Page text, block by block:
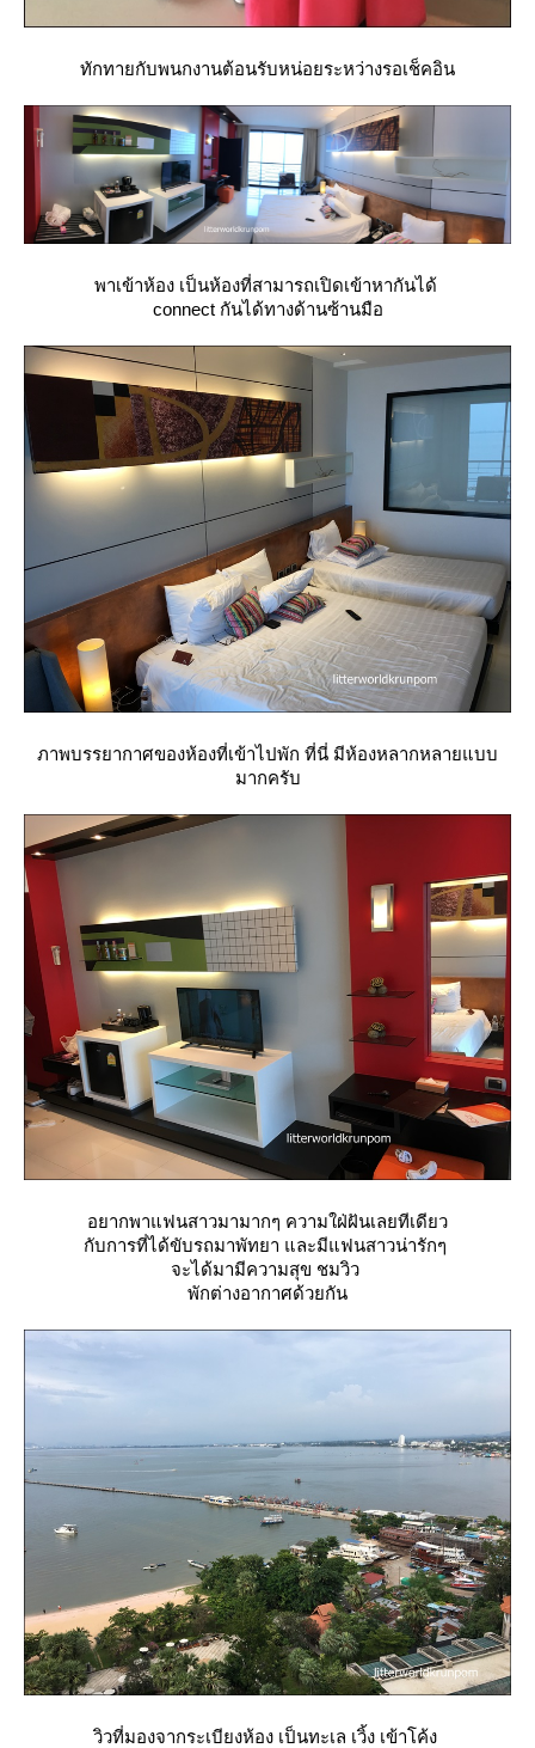
ทักทายกับพนกงานต้อนรับหน่อยระหว่างรอเช็คอิน
พาเข้าห้อง เป็นห้องที่สามารถเปิดเข้าหากันได้
connect กันได้ทางด้านซ้านมือ
ภาพบรรยากาศของห้องที่เข้าไปพัก ที่นี่ มีห้องหลากหลายแบบ
มากครับ
อยากพาแฟนสาวมามากๆ ความใฝ่ฝันเลยทีเดียว
กับการที่ได้ขับรถมาพัทยา และมีแฟนสาวน่ารักๆ
จะได้มามีความสุข ชมวิว
พักต่างอากาศด้วยกัน
วิวที่มองจากระเบียงห้อง เป็นทะเล เวิ้ง เข้าโค้ง